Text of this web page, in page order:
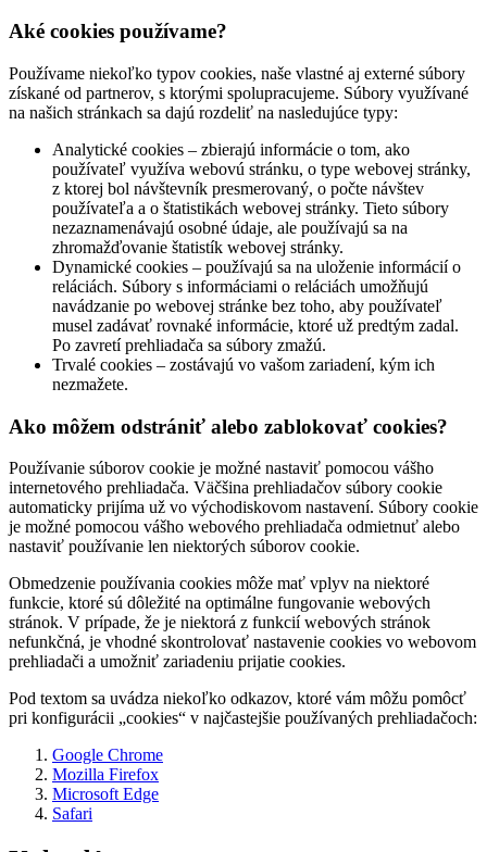
Aké cookies používame?
Používame niekoľko typov cookies, naše vlastné aj externé súbory
získané od partnerov, s ktorými spolupracujeme. Súbory využívané
na našich stránkach sa dajú rozdeliť na nasledujúce typy:
Analytické cookies – zbierajú informácie o tom, ako
používateľ využíva webovú stránku, o type webovej stránky,
z ktorej bol návštevník presmerovaný, o počte návštev
používateľa a o štatistikách webovej stránky. Tieto súbory
nezaznamenávajú osobné údaje, ale používajú sa na
zhromažďovanie štatistík webovej stránky.
Dynamické cookies – používajú sa na uloženie informácií o
reláciách. Súbory s informáciami o reláciách umožňujú
navádzanie po webovej stránke bez toho, aby používateľ
musel zadávať rovnaké informácie, ktoré už predtým zadal.
Po zavretí prehliadača sa súbory zmažú.
Trvalé cookies – zostávajú vo vašom zariadení, kým ich
nezmažete.
Ako môžem odstrániť alebo zablokovať cookies?
Používanie súborov cookie je možné nastaviť pomocou vášho
internetového prehliadača. Väčšina prehliadačov súbory cookie
automaticky prijíma už vo východiskovom nastavení. Súbory cookie
je možné pomocou vášho webového prehliadača odmietnuť alebo
nastaviť používanie len niektorých súborov cookie.
Obmedzenie používania cookies môže mať vplyv na niektoré
funkcie, ktoré sú dôležité na optimálne fungovanie webových
stránok. V prípade, že je niektorá z funkcií webových stránok
nefunkčná, je vhodné skontrolovať nastavenie cookies vo webovom
prehliadači a umožniť zariadeniu prijatie cookies.
Pod textom sa uvádza niekoľko odkazov, ktoré vám môžu pomôcť
pri konfigurácii „cookies“ v najčastejšie používaných prehliadačoch:
Google Chrome
Mozilla Firefox
Microsoft Edge
Safari